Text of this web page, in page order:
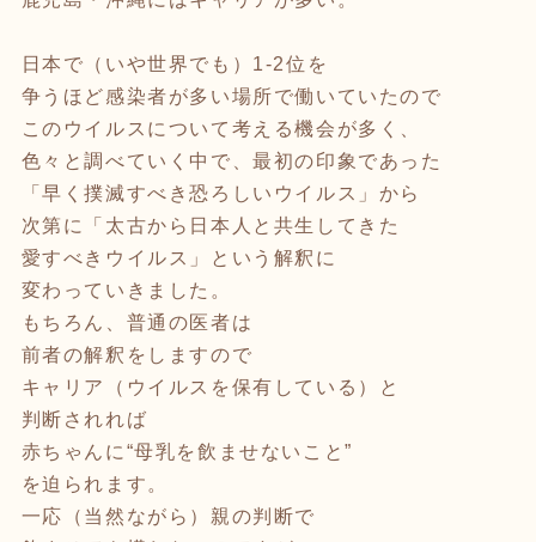
日本で（いや世界でも）1-2位を
争うほど感染者が多い場所で働いていたので
このウイルスについて考える機会が多く、
色々と調べていく中で、最初の印象であった
「早く撲滅すべき恐ろしいウイルス」から
次第に「太古から日本人と共生してきた
愛すべきウイルス」という解釈に
変わっていきました。
もちろん、普通の医者は
前者の解釈をしますので
キャリア（ウイルスを保有している）と
判断されれば
赤ちゃんに“母乳を飲ませないこと”
を迫られます。
一応（当然ながら）親の判断で